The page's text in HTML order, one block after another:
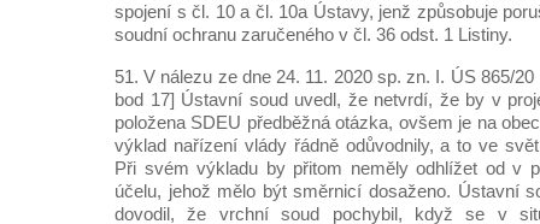
spojení s čl. 10 a čl. 10a Ústavy, jenž způsobuje
soudní ochranu zaručeného v čl. 36 odst. 1 Listiny.
51. V nálezu ze dne 24. 11. 2020 sp. zn. I. ÚS 865/
bod 17] Ústavní soud uvedl, že netvrdí, že by v
položena SDEU předběžná otázka, ovšem je na
výklad nařízení vlády řádně odůvodnily, a to ve
Při svém výkladu by přitom neměly odhlížet od v
účelu, jehož mělo být směrnicí dosaženo. Ústavní
dovodil, že vrchní soud pochybil, když se v